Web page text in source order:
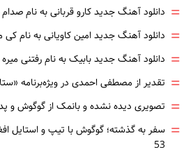
= دانلود آهنگ جدید کارو قربانی به نام
= دانلود آهنگ جدید امین کاویانی به نام کی
= دانلود آهنگ جدید بابیک به نام رفتنی میره
= تقدیر از مصطفی احمدی در ویژه‌برنامه
= تصویری دیده نشده و بانمک از گوگوش و
=
53